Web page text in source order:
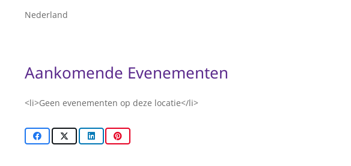
Nederland
Aankomende Evenementen
<li>Geen evenementen op deze locatie</li>